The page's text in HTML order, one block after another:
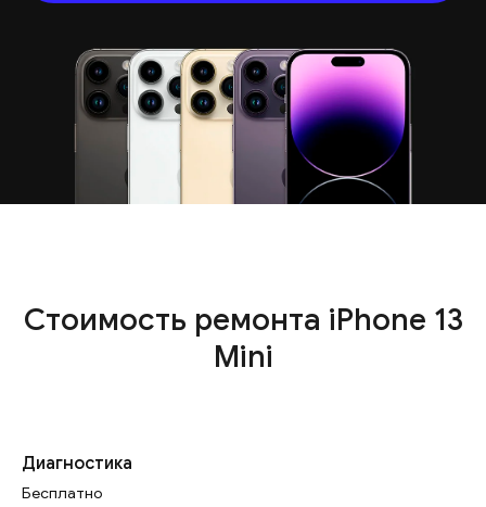
Стоимость ремонта iPhone 13
Mini
Диагностика
Бесплатно